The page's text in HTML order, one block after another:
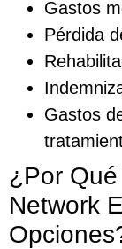
Gastos
Pérdida
Gastos
¿Por
Network